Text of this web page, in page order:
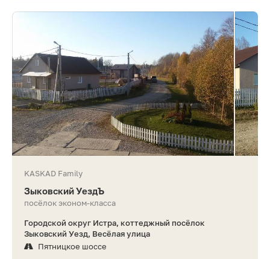
KASKAD Family
Зыковский УездЪ
посёлок эконом-класса
Городской округ Истра, коттеджный посёлок
Зыковский Уезд, Весёлая улица
Пятницкое шоссе